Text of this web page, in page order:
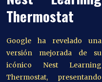
Thermostat
Google ha revelado una
versión mejorada de su
icónico Nest Learning
Thermostat, presentando